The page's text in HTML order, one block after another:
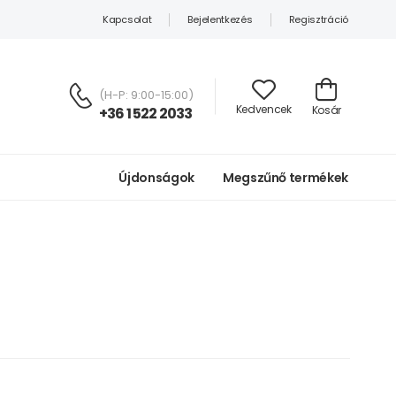
Kapcsolat Bejelentkezés Regisztráció
(H-P: 9:00-15:00)
+36 1 522 2033 Kedvencek Kosár
Újdonságok Megszűnő termékek